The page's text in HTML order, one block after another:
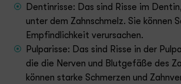
Dentinrisse: Das sind Risse im
unter dem Zahnschmelz. Sie können
Empfindlichkeit verursachen.
Pulparisse: Das sind Risse in der
die die Nerven und Blutgefäße des
können starke Schmerzen und